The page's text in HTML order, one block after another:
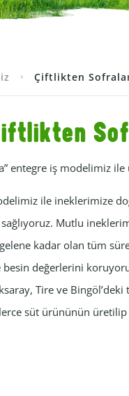
Çiftlikten
entegre iş modelimiz
ile ineklerimize
sağlıyoruz. Mutlu
gelene kadar olan tüm
besin değerlerini
Tire ve
süt ürününün üretilip